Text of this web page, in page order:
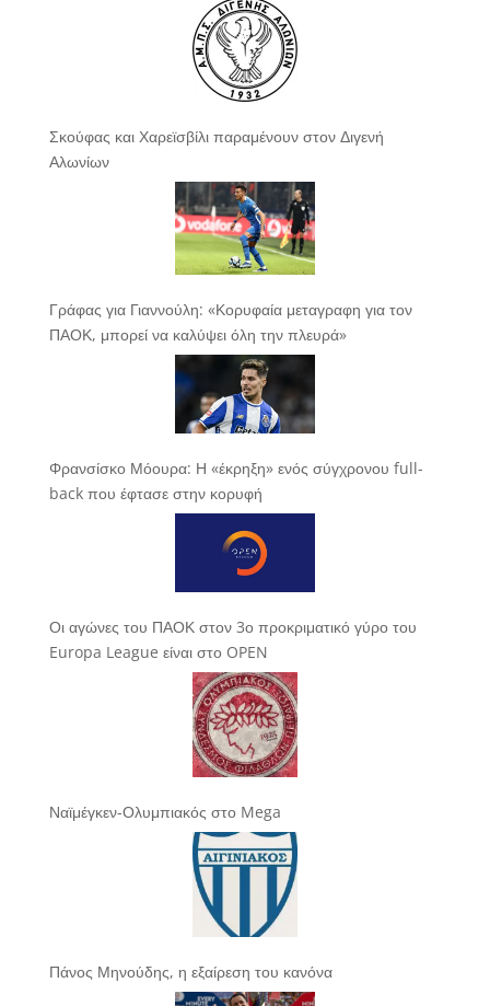
Σκούφας και Χαρεϊσβίλι παραμένουν στον Διγενή
Αλωνίων
Γράφας για Γιαννούλη: «Κορυφαία μεταγραφη για τον
ΠΑΟΚ, μπορεί να καλύψει όλη την πλευρά»
Φρανσίσκο Μόουρα: Η «έκρηξη» ενός σύγχρονου full-
back που έφτασε στην κορυφή
Οι αγώνες του ΠΑΟΚ στον 3ο προκριματικό γύρο του
Europa League είναι στο OPEN
Ναϊμέγκεν-Ολυμπιακός στο Mega
Πάνος Μηνούδης, η εξαίρεση του κανόνα